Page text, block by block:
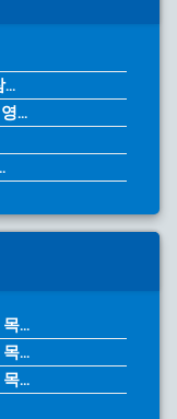
...
...
...
...